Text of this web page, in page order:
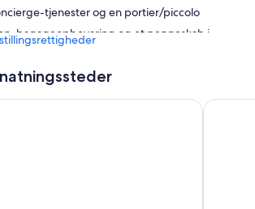
tjenester og en portier/piccolo
bagageopbevaring og et pengeskab i
flersproget medarbejderstab og røgfrie områder
Waldorf